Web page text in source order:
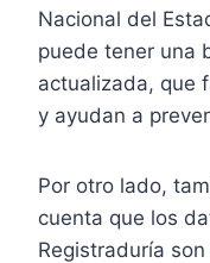
Nacional del
puede tener una
actualizada, que
y ayudan a
Por otro lado,
cuenta que los
Registraduría